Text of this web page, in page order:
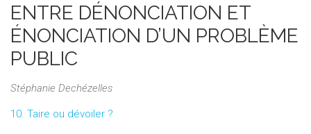
ENTRE DÉNONCIATION ET
ÉNONCIATION D’UN PROBLÈME
PUBLIC
Stéphanie Dechézelles
10. Taire ou dévoiler ?